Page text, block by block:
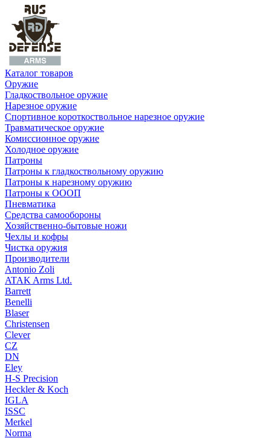
Каталог товаров
Оружие
Гладкоствольное оружие
Нарезное оружие
Спортивное короткоствольное нарезное оружие
Травматическое оружие
Комиссионное оружие
Холодное оружие
Патроны
Патроны к гладкоствольному оружию
Патроны к нарезному оружию
Патроны к ОООП
Пневматика
Средства самообороны
Хозяйственно-бытовые ножи
Чехлы и кофры
Чистка оружия
Производители
Antonio Zoli
ATAK Arms Ltd.
Barrett
Benelli
Blaser
Christensen
Clever
CZ
DN
Eley
H-S Precision
Heckler & Koch
IGLA
ISSC
Merkel
Norma